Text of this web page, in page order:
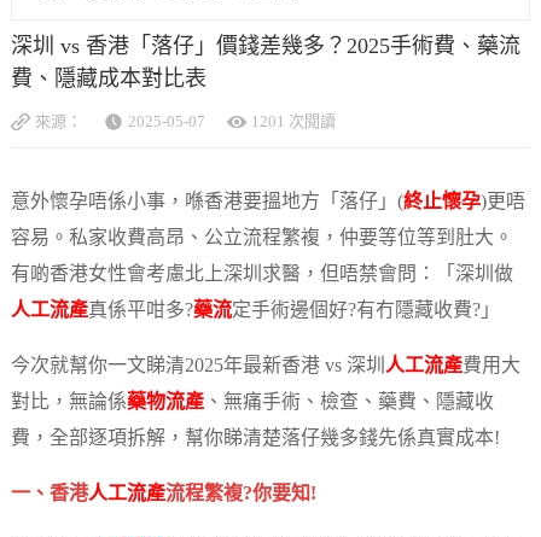
深圳 vs 香港「落仔」價錢差幾多？2025手術費、藥流
費、隱藏成本對比表
來源： 2025-05-07 1201 次閱讀
意外懷孕唔係小事，喺香港要搵地方「落仔」(終止懷孕)更唔
容易。私家收費高昂、公立流程繁複，仲要等位等到肚大。
有啲香港女性會考慮北上深圳求醫，但唔禁會問：「深圳做
人工流產真係平咁多?藥流定手術邊個好?有冇隱藏收費?」
今次就幫你一文睇清2025年最新香港 vs 深圳 人工流產費用大
對比，無論係藥物流產、無痛手術、檢查、藥費、隱藏收
費，全部逐項拆解，幫你睇清楚落仔幾多錢先係真實成本!
一、香港人工流產流程繁複?你要知!